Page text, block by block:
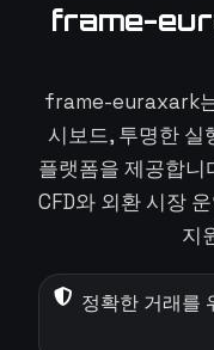
frame-
frame-euraxark
시보드, 투명한 실
플랫폼을 제공합니
CFD와 외환 시장
지
정확한 거래를